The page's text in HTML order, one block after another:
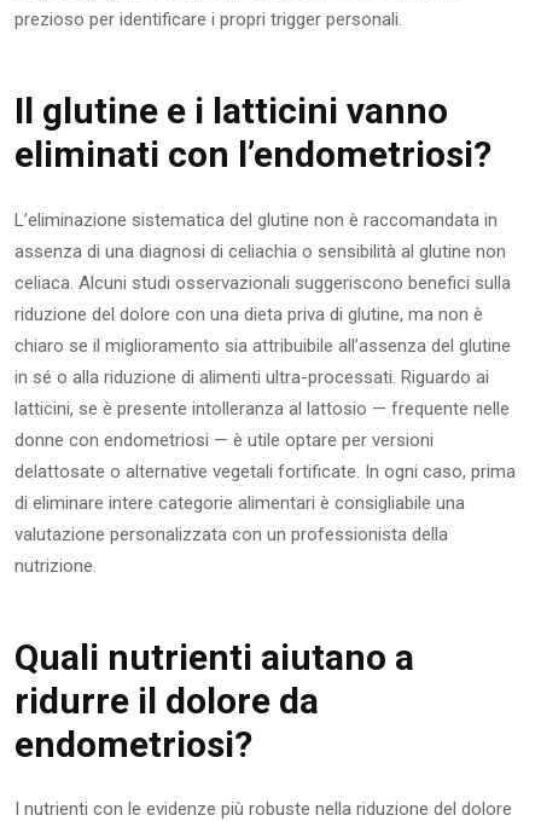
prezioso per identificare i propri trigger personali.
Il glutine e i latticini vanno
eliminati con l’endometriosi?
L’eliminazione sistematica del glutine non è raccomandata in
assenza di una diagnosi di celiachia o sensibilità al glutine non
celiaca. Alcuni studi osservazionali suggeriscono benefici sulla
riduzione del dolore con una dieta priva di glutine, ma non è
chiaro se il miglioramento sia attribuibile all’assenza del glutine
in sé o alla riduzione di alimenti ultra-processati. Riguardo ai
latticini, se è presente intolleranza al lattosio — frequente nelle
donne con endometriosi — è utile optare per versioni
delattosate o alternative vegetali fortificate. In ogni caso, prima
di eliminare intere categorie alimentari è consigliabile una
valutazione personalizzata con un professionista della
nutrizione.
Quali nutrienti aiutano a
ridurre il dolore da
endometriosi?
I nutrienti con le evidenze più robuste nella riduzione del dolore